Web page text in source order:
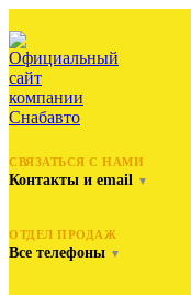
СВЯЗАТЬСЯ С НАМИ
Контакты и email ▼
ОТДЕЛ ПРОДАЖ
Все телефоны ▼